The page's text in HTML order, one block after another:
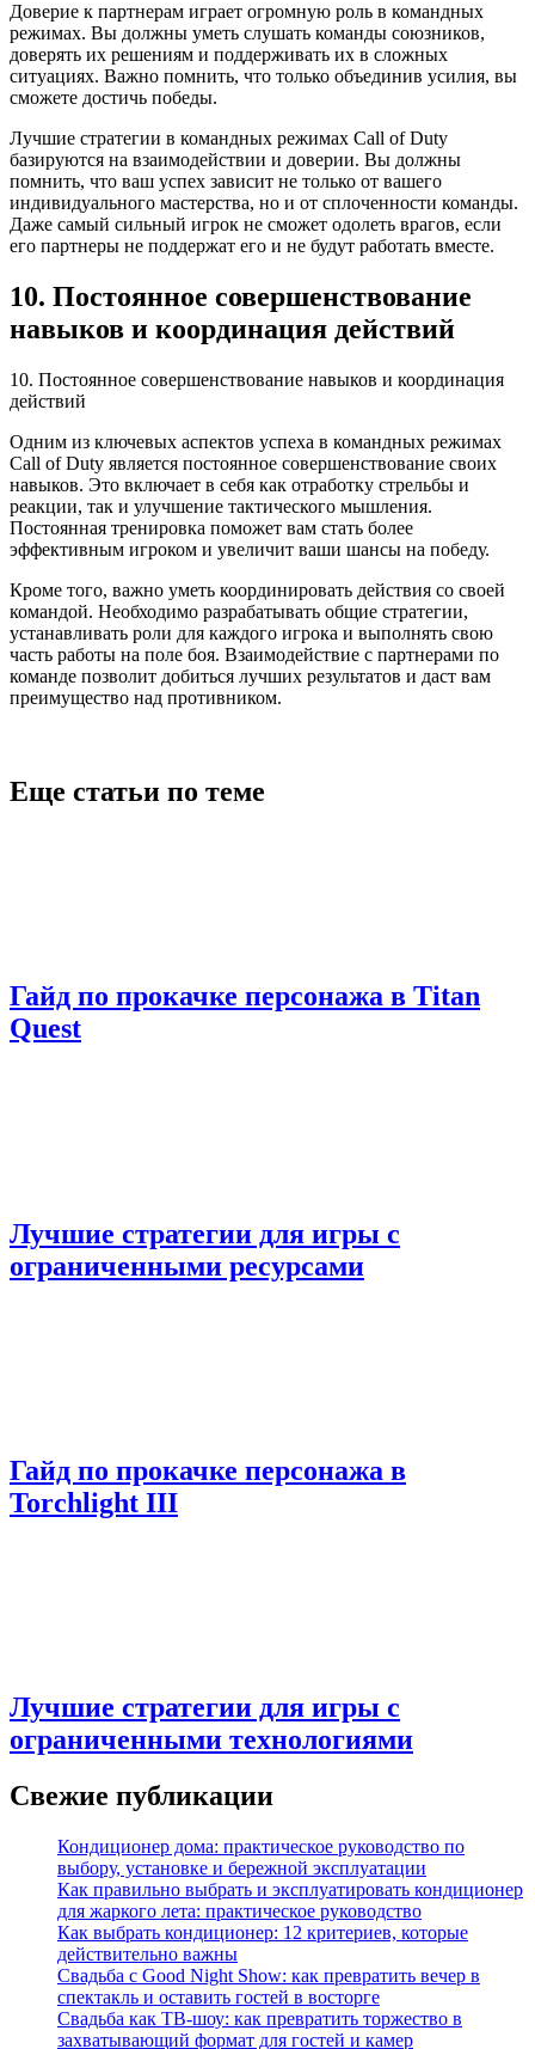
Доверие к партнерам играет огромную роль в командных
режимах. Вы должны уметь слушать команды союзников,
доверять их решениям и поддерживать их в сложных
ситуациях. Важно помнить, что только объединив усилия, вы
сможете достичь победы.
Лучшие стратегии в командных режимах Call of Duty
базируются на взаимодействии и доверии. Вы должны
помнить, что ваш успех зависит не только от вашего
индивидуального мастерства, но и от сплоченности команды.
Даже самый сильный игрок не сможет одолеть врагов, если
его партнеры не поддержат его и не будут работать вместе.
10. Постоянное совершенствование
навыков и координация действий
10. Постоянное совершенствование навыков и координация
действий
Одним из ключевых аспектов успеха в командных режимах
Call of Duty является постоянное совершенствование своих
навыков. Это включает в себя как отработку стрельбы и
реакции, так и улучшение тактического мышления.
Постоянная тренировка поможет вам стать более
эффективным игроком и увеличит ваши шансы на победу.
Кроме того, важно уметь координировать действия со своей
командой. Необходимо разрабатывать общие стратегии,
устанавливать роли для каждого игрока и выполнять свою
часть работы на поле боя. Взаимодействие с партнерами по
команде позволит добиться лучших результатов и даст вам
преимущество над противником.
Еще статьи по теме
Гайд по прокачке персонажа в Titan
Quest
Лучшие стратегии для игры с
ограниченными ресурсами
Гайд по прокачке персонажа в
Torchlight III
Лучшие стратегии для игры с
ограниченными технологиями
Свежие публикации
Кондиционер дома: практическое руководство по
выбору, установке и бережной эксплуатации
Как правильно выбрать и эксплуатировать кондиционер
для жаркого лета: практическое руководство
Как выбрать кондиционер: 12 критериев, которые
действительно важны
Свадьба с Good Night Show: как превратить вечер в
спектакль и оставить гостей в восторге
Свадьба как ТВ‑шоу: как превратить торжество в
захватывающий формат для гостей и камер